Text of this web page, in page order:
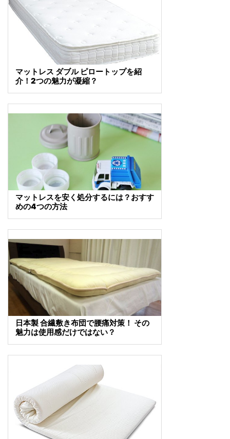
マットレス ダブル ピロートップを紹
介！2つの魅力が凝縮？
マットレスを安く処分するには？おすす
めの4つの方法
日本製 合繊敷き布団で腰痛対策！ その
魅力は使用感だけではない？